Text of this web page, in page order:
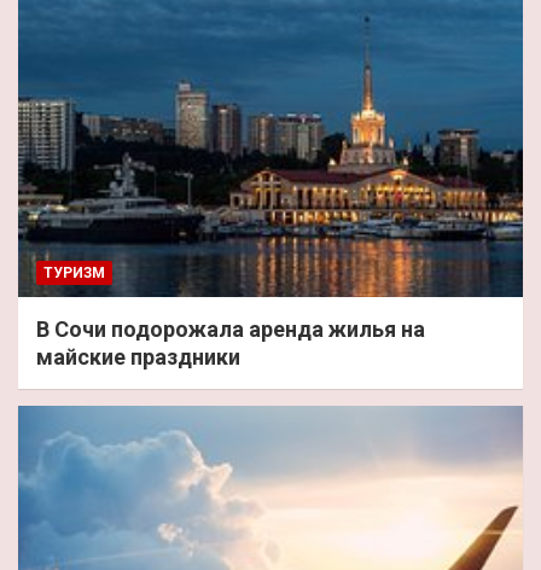
ТУРИЗМ
В Сочи подорожала аренда жилья на
майские праздники